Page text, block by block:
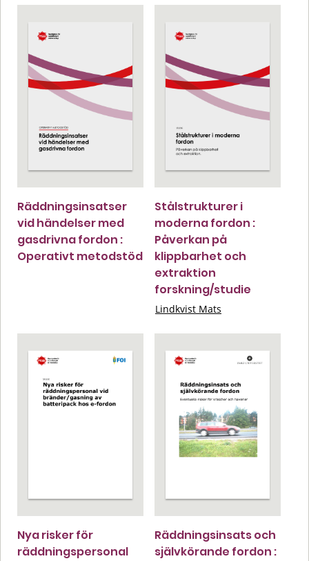
Räddningsinsatser
vid händelser med
gasdrivna fordon :
Operativt metodstöd
Stålstrukturer i
moderna fordon :
Påverkan på
klippbarhet och
extraktion
forskning/studie
Lindkvist Mats
Nya risker för
räddningspersonal
Räddningsinsats och
självkörande fordon :